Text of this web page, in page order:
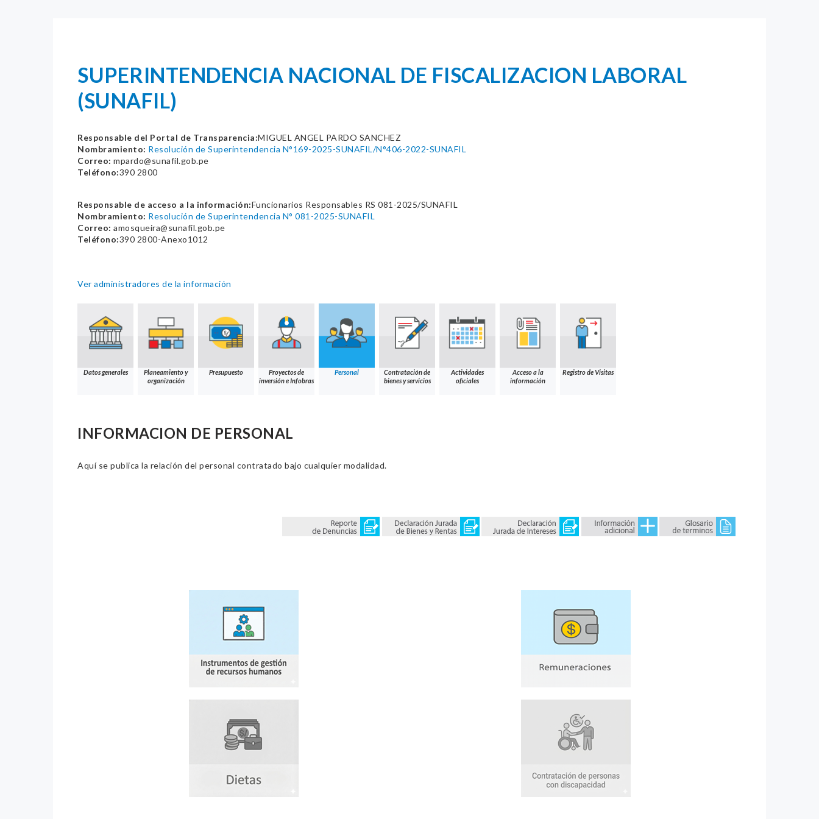
SUPERINTENDENCIA NACIONAL DE FISCALIZACION LABORAL
(SUNAFIL)
Responsable del Portal de Transparencia:MIGUEL ANGEL PARDO SANCHEZ
Nombramiento: Resolución de Superintendencia N°169-2025-SUNAFIL/N°406-2022-SUNAFIL
Correo: mpardo@sunafil.gob.pe
Teléfono:390 2800
Responsable de acceso a la información:Funcionarios Responsables RS 081-2025/SUNAFIL
Nombramiento: Resolución de Superintendencia N° 081-2025-SUNAFIL
Correo: amosqueira@sunafil.gob.pe
Teléfono:390 2800-Anexo1012
Ver administradores de la información
Datos generales
Planeamiento y
organización
Presupuesto
Proyectos de
inversión e Infobras
Personal
Contratación de
bienes y servicios
Actividades
oficiales
Acceso a la
información
Registro de Visitas
INFORMACION DE PERSONAL
Aquí se publica la relación del personal contratado bajo cualquier modalidad.